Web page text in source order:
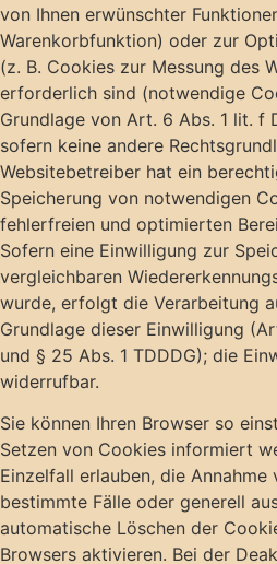
von Ihnen erwünschter
Warenkorbfunktion) oder zur
(z. B. Cookies zur Messung des
erforderlich sind (notwendige
Grundlage von Art. 6 Abs. 1 lit. f
sofern keine andere
Websitebetreiber hat ein
Speicherung von notwendigen
fehlerfreien und optimierten
Sofern eine Einwilligung zur
vergleichbaren
wurde, erfolgt die Verarbeitung
Grundlage dieser Einwilligung
und § 25 Abs. 1 TDDDG); die
widerrufbar.
Sie können Ihren Browser so
Setzen von Cookies informiert
Einzelfall erlauben, die
bestimmte Fälle oder generell
automatische Löschen der
Browsers aktivieren. Bei der